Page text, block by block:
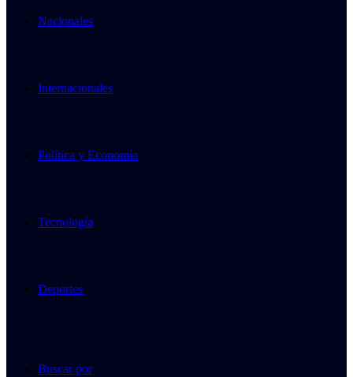
Nacionales
Internacionales
Política y Economía
Tecnología
Deportes
Buscar por